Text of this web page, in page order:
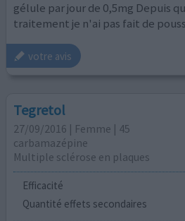
gélule par jour de 0,5mg Depuis
traitement je n'ai pas fait de
votre avis
Tegretol
27/09/2016 | Femme | 45
carbamazépine
Multiple sclérose en plaques
Efficacité
Quantité effets secondaires